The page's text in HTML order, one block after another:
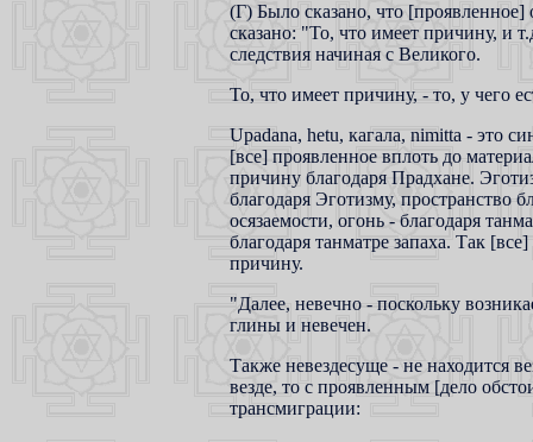
(Г) Было сказано, что
сказано: "То, что имеет причину, и
следствия начиная с Великого.
То, что имеет причину, - то, у чего
Upadana, hetu, кагала, nimitta - это
[все] проявленное вплоть до
причину благодаря Прадхане.
благодаря Эготизму, пространство
осязаемости, огонь - благодаря
благодаря танматре запаха. Так
причину.
"Далее, невечно - поскольку
глины и невечен.
Также невездесуще - не находится
везде, то с проявленным [дело
трансмиграции: